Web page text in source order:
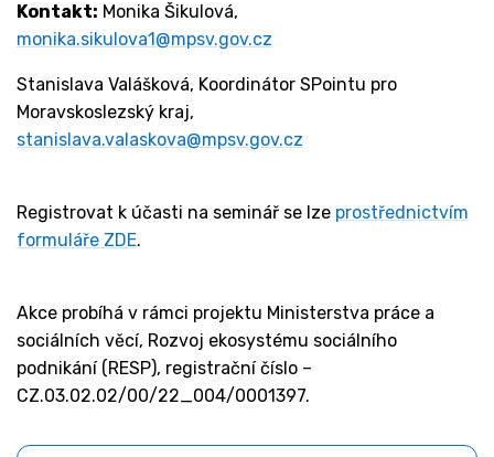
Kontakt: Monika Šikulová,
monika.sikulova1@mpsv.gov.cz
Stanislava Valášková, Koordinátor SPointu pro
Moravskoslezský kraj,
stanislava.valaskova@mpsv.gov.cz
Registrovat k účasti na seminář se lze prostřednictvím
formuláře ZDE.
Akce probíhá v rámci projektu Ministerstva práce a
sociálních věcí, Rozvoj ekosystému sociálního
podnikání (RESP), registrační číslo –
CZ.03.02.02/00/22_004/0001397.